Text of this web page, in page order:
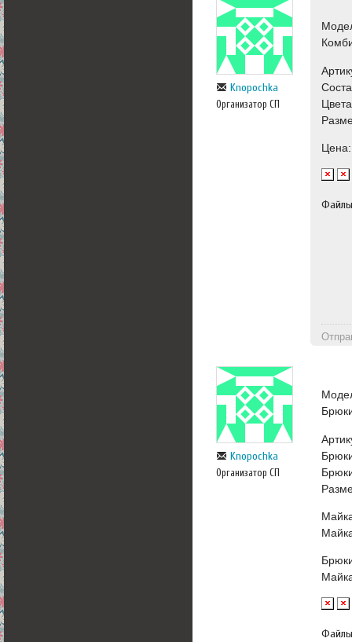
Knopochka
Организатор СП
Knopochka
Организатор СП